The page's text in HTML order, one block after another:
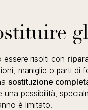
essere risolti con
maniglie o parti di
sostituzione
possibilità,
è limitato.